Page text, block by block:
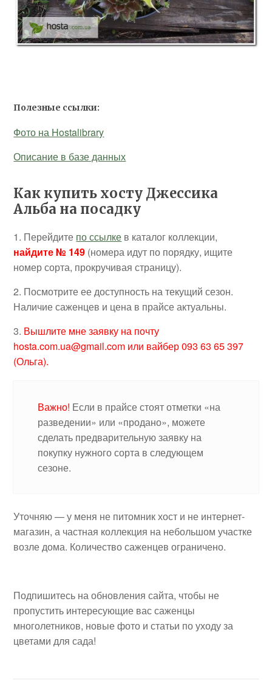
Полезные ссылки:
Фото на Hostalibrary
Описание в базе данных
Как купить хосту Джессика
Альба на посадку
1. Перейдите по ссылке в каталог коллекции,
найдите № 149 (номера идут по порядку, ищите
номер сорта, прокручивая страницу).
2. Посмотрите ее доступность на текущий сезон.
Наличие саженцев и цена в прайсе актуальны.
3. Вышлите мне заявку на почту
hosta.com.ua@gmail.com или вайбер 093 63 65 397
(Ольга).
Важно! Если в прайсе стоят отметки «на
разведении» или «продано», можете
сделать предварительную заявку на
покупку нужного сорта в следующем
сезоне.
Уточняю — у меня не питомник хост и не интернет-
магазин, а частная коллекция на небольшом участке
возле дома. Количество саженцев ограничено.
Подпишитесь на обновления сайта, чтобы не
пропустить интересующие вас саженцы
многолетников, новые фото и статьи по уходу за
цветами для сада!